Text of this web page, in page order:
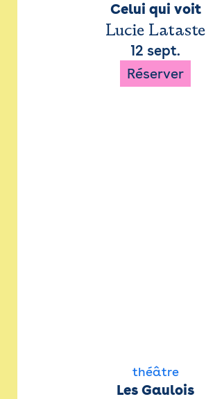
Celui qui voit
Lucie Lataste
12 sept.
Réserver
théâtre
Les Gaulois